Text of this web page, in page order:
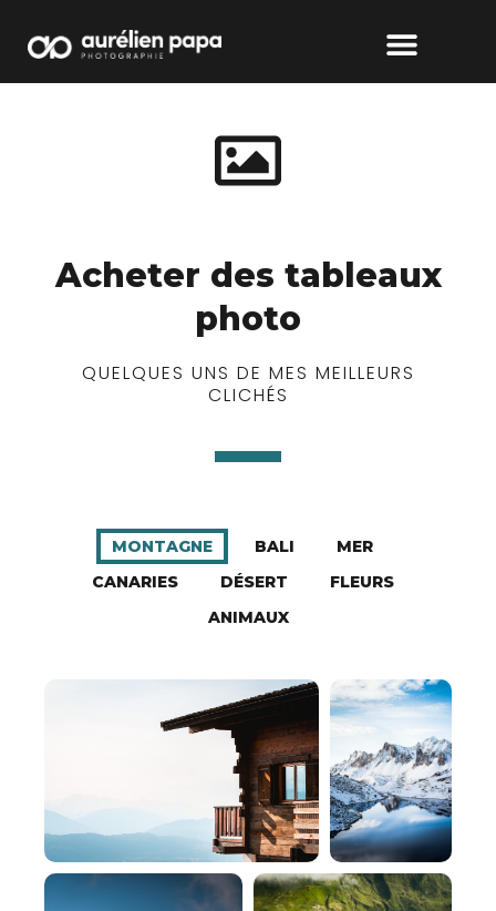
Acheter des tableaux
photo
QUELQUES UNS DE MES MEILLEURS
CLICHÉS
MONTAGNE BALI
MER
CANARIES
DÉSERT
FLEURS
ANIMAUX